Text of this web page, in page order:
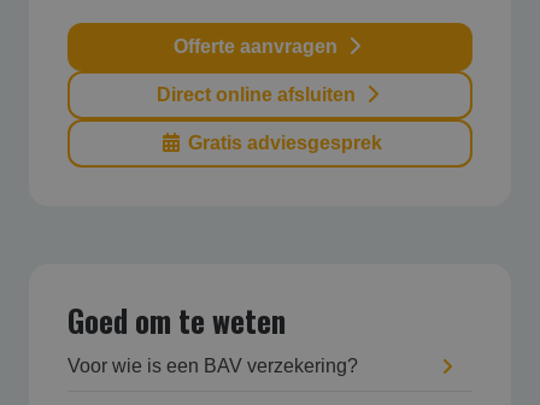
Offerte aanvragen
Direct online afsluiten
Gratis adviesgesprek
Goed om te weten
Voor wie is een BAV verzekering?